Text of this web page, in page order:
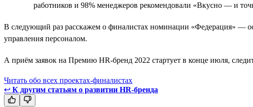
работников и 98% менеджеров рекомендовали «Вкусно — и
В следующий раз расскажем о финалистах номинации «Федерация» —
управления персоналом.
А приём заявок на Премию HR-бренд 2022 стартует в конце июля,
Читать обо всех проектах-финалистах
↩ К другим статьям о развитии HR-бренда